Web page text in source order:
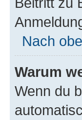
Nach
Warum
Wenn du